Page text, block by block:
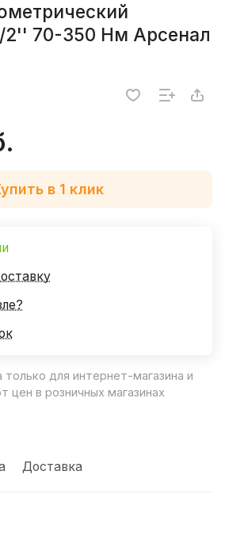
2'' 70-350 Нм Арсенал
в 1 клик
только для интернет-магазина и
цен в розничных магазинах
Доставка